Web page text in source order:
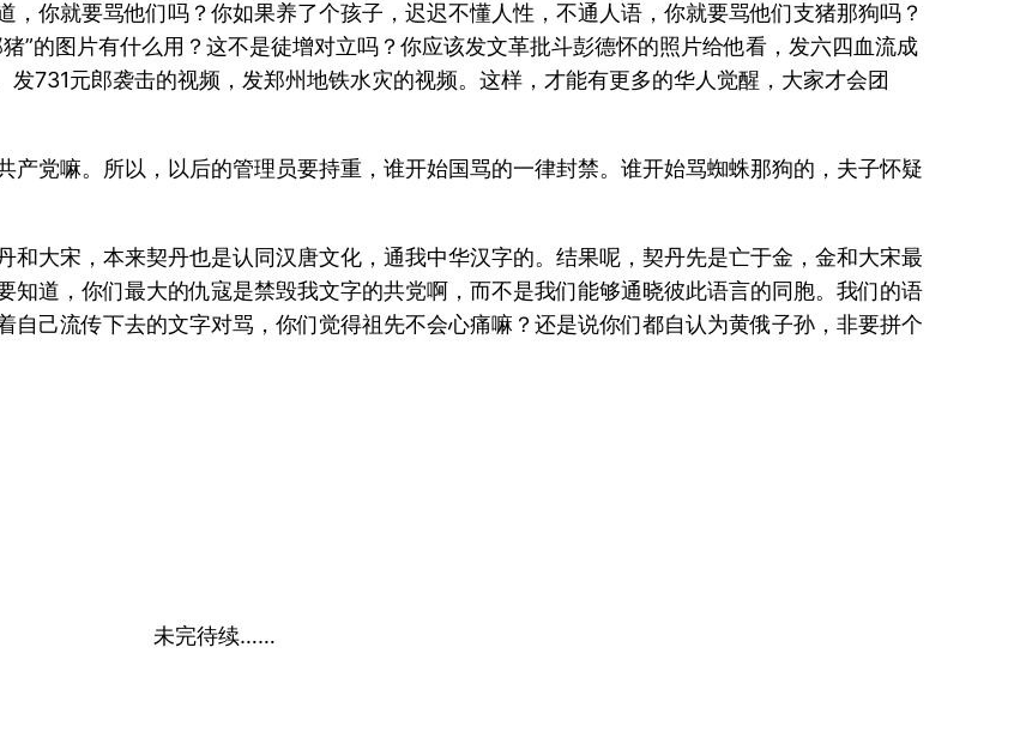
你就要骂他们吗？你如果养了个孩子，迟迟不懂人性，不通人语，你就要骂他们支猪那狗吗？
”的图片有什么用？这不是徒增对立吗？你应该发文革批斗彭德怀的照片给他看，发六四血流成
731元郎袭击的视频，发郑州地铁水灾的视频。这样，才能有更多的华人觉醒，大家才会团
党嘛。所以，以后的管理员要持重，谁开始国骂的一律封禁。谁开始骂蜘蛛那狗的，夫子怀疑
和大宋，本来契丹也是认同汉唐文化，通我中华汉字的。结果呢，契丹先是亡于金，金和大宋最
知道，你们最大的仇寇是禁毁我文字的共党啊，而不是我们能够通晓彼此语言的同胞。我们的语
己流传下去的文字对骂，你们觉得祖先不会心痛嘛？还是说你们都自认为黄俄子孙，非要拼个
未完待续……